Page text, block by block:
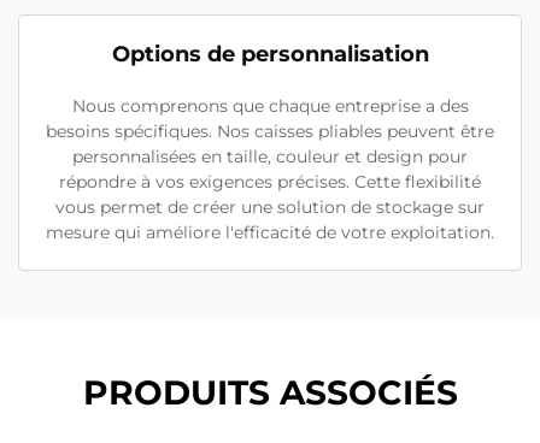
Options de personnalisation
Nous comprenons que chaque entreprise a des
besoins spécifiques. Nos caisses pliables peuvent être
personnalisées en taille, couleur et design pour
répondre à vos exigences précises. Cette flexibilité
vous permet de créer une solution de stockage sur
mesure qui améliore l'efficacité de votre exploitation.
PRODUITS ASSOCIÉS